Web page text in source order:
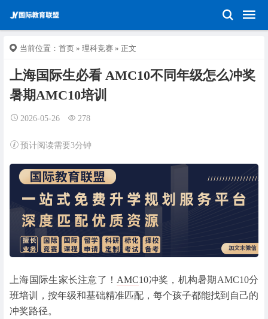
当前位置： 首页 » 理科竞赛 » 正文
上海国际生必看 AMC10不同年级怎么冲奖
暑期AMC10培训
2026-05-26 278
预计阅读需要3分钟
上海国际生家长注意了！ AMC10冲奖，机构暑期AMC10分
班培训，按年级和基础精准匹配，每个孩子都能找到自己的
冲奖路径。